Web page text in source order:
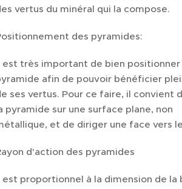
vertus du minéral qui la compose.
des pyramides:
est très important de bien positionner
afin de pouvoir bénéficier
ses vertus. Pour ce faire, il convient
pyramide sur une surface plane, non
et de diriger une face vers
d'action des pyramides
est proportionnel à la dimension de la